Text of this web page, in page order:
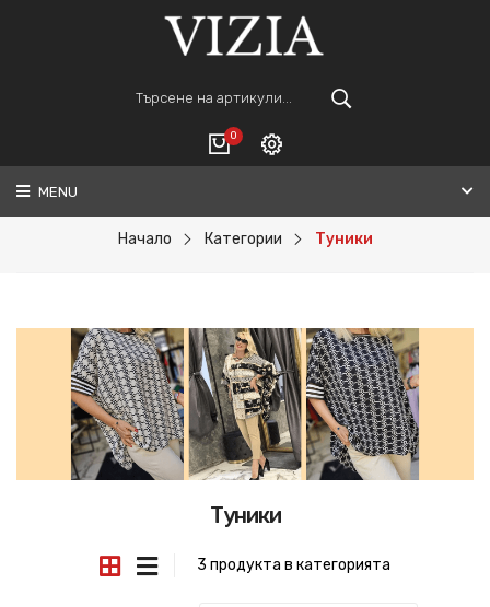
0
ВАШАТА КОЛИЧКА Е ПРАЗНА.
ПОРЪЧАЙ
Регистрация
MENU
Начало Категории Туники
Туники
3 продукта в категорията